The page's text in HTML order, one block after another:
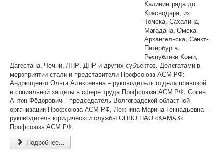
Калининграда до
Краснодара, из
Томска, Сахалина,
Магадана, Омска,
Архангельска, Санкт-
Петербурга,
Республики Коми,
Дагестана, Чечни, ЛНР, ДНР и других субъектов. Делегатами в
мероприятии стали и представители Профсоюза АСМ РФ:
Андрющенко Ольга Алексеевна – руководитель отдела правовой
и социальной защиты в сфере труда Профсоюза АСМ РФ, Сосин
Антон Фёдорович – председатель Волгоградской областной
организации Профсоюза АСМ РФ, Лежнина Марина Геннадьевна –
руководитель юридической службы ОППО ПАО «КАМАЗ»
Профсоюза АСМ РФ.
Подробнее...